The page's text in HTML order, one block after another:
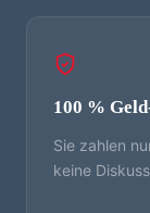
100 %
Sie zahlen
keine